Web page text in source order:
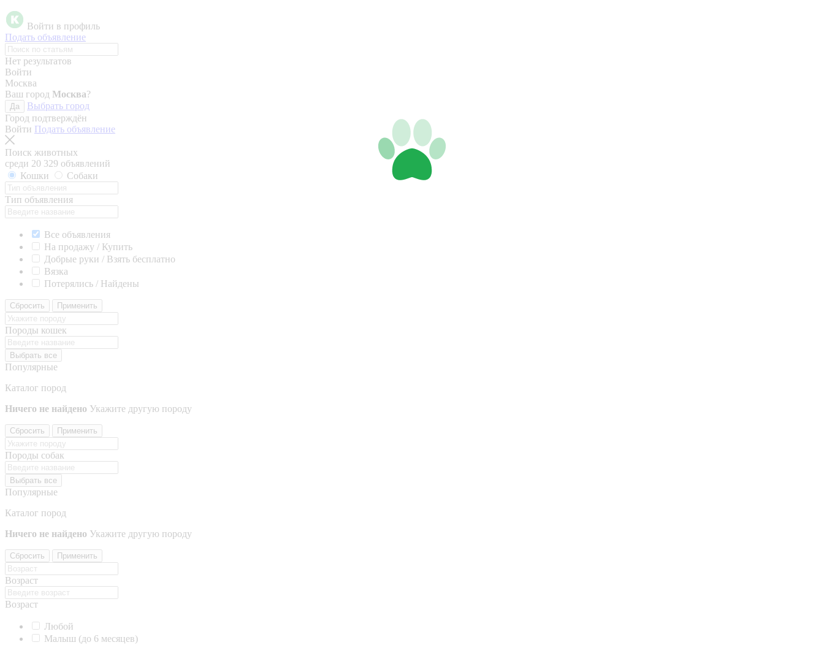
Войти в профиль
Подать объявление
Нет результатов
Войти
Москва
Ваш город Москва?
Да
Выбрать город
Город подтверждён
Войти Подать объявление
Поиск животных
среди 20 329 объявлений
Кошки
Собаки
Тип объявления
Все объявления
На продажу / Купить
Добрые руки / Взять бесплатно
Вязка
Потерялись / Найдены
Сбросить Применить
Породы кошек
Выбрать все
Популярные
Каталог пород
Ничего не найдено Укажите другую породу
Сбросить Применить
Породы собак
Выбрать все
Популярные
Каталог пород
Ничего не найдено Укажите другую породу
Сбросить Применить
Возраст
Возраст
Любой
Малыш (до 6 месяцев)